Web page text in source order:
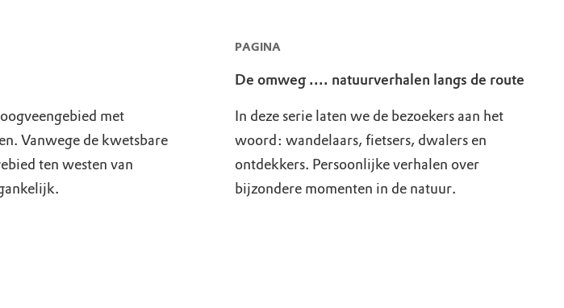
met
Vanwege de kwetsbare
ten westen van
PAGINA
De omweg .... natuurverhalen langs de route
In deze serie laten we de bezoekers aan het
woord: wandelaars, fietsers, dwalers en
ontdekkers. Persoonlijke verhalen over
bijzondere momenten in de natuur.